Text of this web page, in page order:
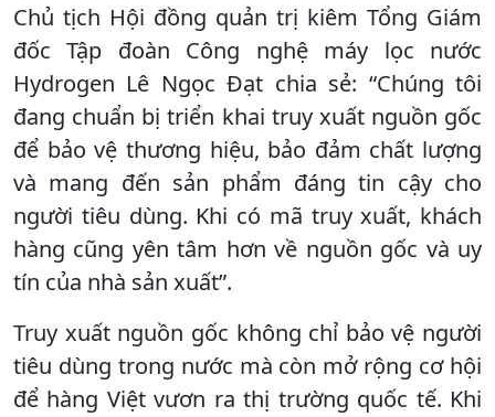
Chủ tịch Hội đồng quản trị kiêm Tổng Giám
đốc Tập đoàn Công nghệ máy lọc nước
Hydrogen Lê Ngọc Đạt chia sẻ: “Chúng tôi
đang chuẩn bị triển khai truy xuất nguồn gốc
để bảo vệ thương hiệu, bảo đảm chất lượng
và mang đến sản phẩm đáng tin cậy cho
người tiêu dùng. Khi có mã truy xuất, khách
hàng cũng yên tâm hơn về nguồn gốc và uy
tín của nhà sản xuất”.
Truy xuất nguồn gốc không chỉ bảo vệ người
tiêu dùng trong nước mà còn mở rộng cơ hội
để hàng Việt vươn ra thị trường quốc tế. Khi